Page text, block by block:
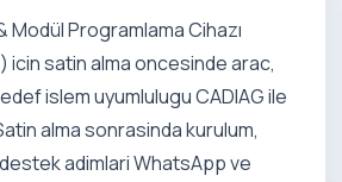
Modül Programlama Cihazı
icin satin alma oncesinde arac,
islem uyumlulugu CADIAG ile
alma sonrasinda kurulum,
adimlari WhatsApp ve